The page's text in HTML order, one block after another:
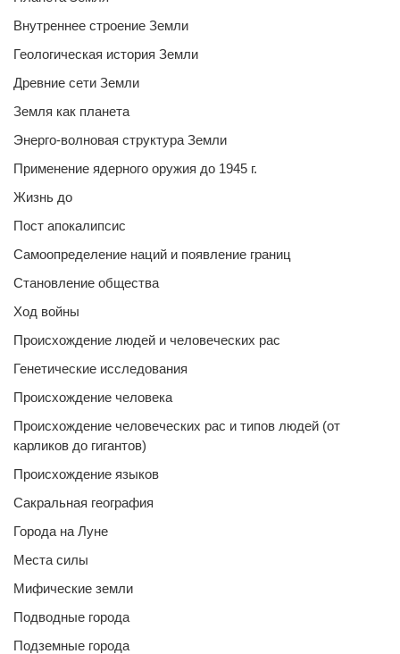
Внутреннее строение Земли
Геологическая история Земли
Древние сети Земли
Земля как планета
Энерго-волновая структура Земли
Применение ядерного оружия до 1945 г.
Жизнь до
Пост апокалипсис
Самоопределение наций и появление границ
Становление общества
Ход войны
Происхождение людей и человеческих рас
Генетические исследования
Происхождение человека
Происхождение человеческих рас и типов людей (от
карликов до гигантов)
Происхождение языков
Сакральная география
Города на Луне
Места силы
Мифические земли
Подводные города
Подземные города